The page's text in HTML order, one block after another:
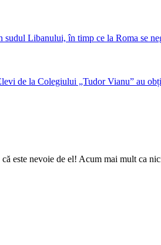
sudul Libanului, în timp ce la Roma se
de la Colegiului „Tudor Vianu” au
că este nevoie de el! Acum mai mult ca